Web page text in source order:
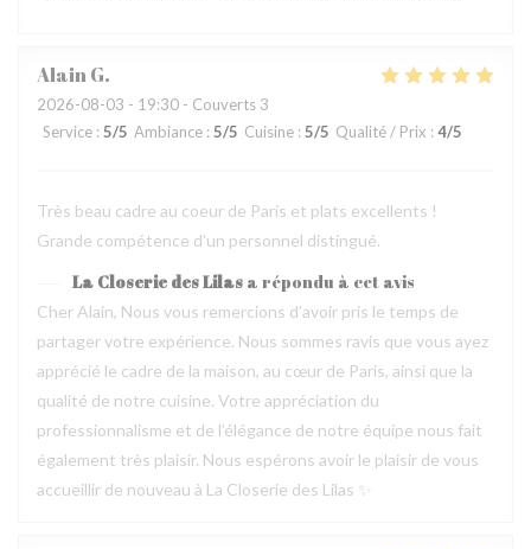
AlainG
2026-08-03 - 19:30 - Couverts 3
Service : 5/5 Ambiance : 5/5 Cuisine : 5/5 Qualité / Prix : 4/5
Très beau cadre au coeur de Paris et plats excellents !
Grande compétence d'un personnel distingué.
La Closerie des Lilas a répondu à cet avis
Cher Alain, Nous vous remercions d’avoir pris le temps de
partager votre expérience. Nous sommes ravis que vous ayez
apprécié le cadre de la maison, au cœur de Paris, ainsi que la
qualité de notre cuisine. Votre appréciation du
professionnalisme et de l’élégance de notre équipe nous fait
également très plaisir. Nous espérons avoir le plaisir de vous
accueillir de nouveau à La Closerie des Lilas ✨